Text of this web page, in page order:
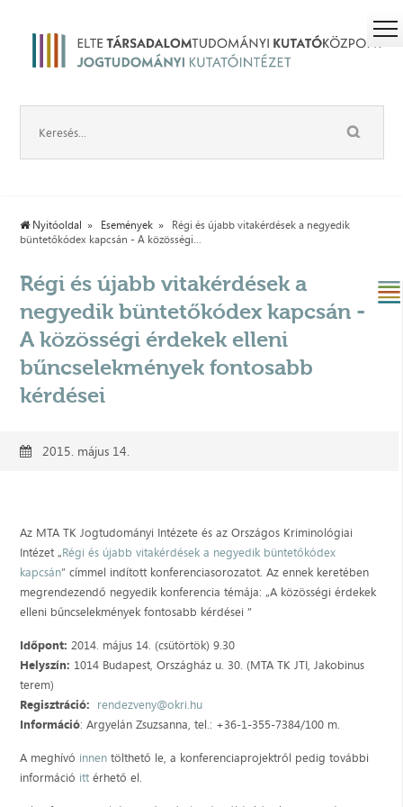
Nyitóoldal Események
Régi és újabb vitakérdések a negyedik
büntetőkódex kapcsán - A közösségi...
Régi és újabb vitakérdések a
negyedik büntetőkódex kapcsán -
A közösségi érdekek elleni
bűncselekmények fontosabb
kérdései
2015. május 14.
Az MTA TK Jogtudományi Intézete és az Országos Kriminológiai
Intézet „Régi és újabb vitakérdések a negyedik büntetőkódex
kapcsán” címmel indított konferenciasorozatot. Az ennek keretében
megrendezendő negyedik konferencia témája: „A közösségi érdekek
elleni bűncselekmények fontosabb kérdései ”
Időpont: 2014. május 14. (csütörtök) 9.30
Helyszín: 1014 Budapest, Országház u. 30. (MTA TK JTI, Jakobinus
terem)
Regisztráció: rendezveny@okri.hu
Információ: Argyelán Zsuzsanna, tel.: +36-1-355-7384/100 m.
A meghívó innen tölthető le, a konferenciaprojektről pedig további
információ itt érhető el.